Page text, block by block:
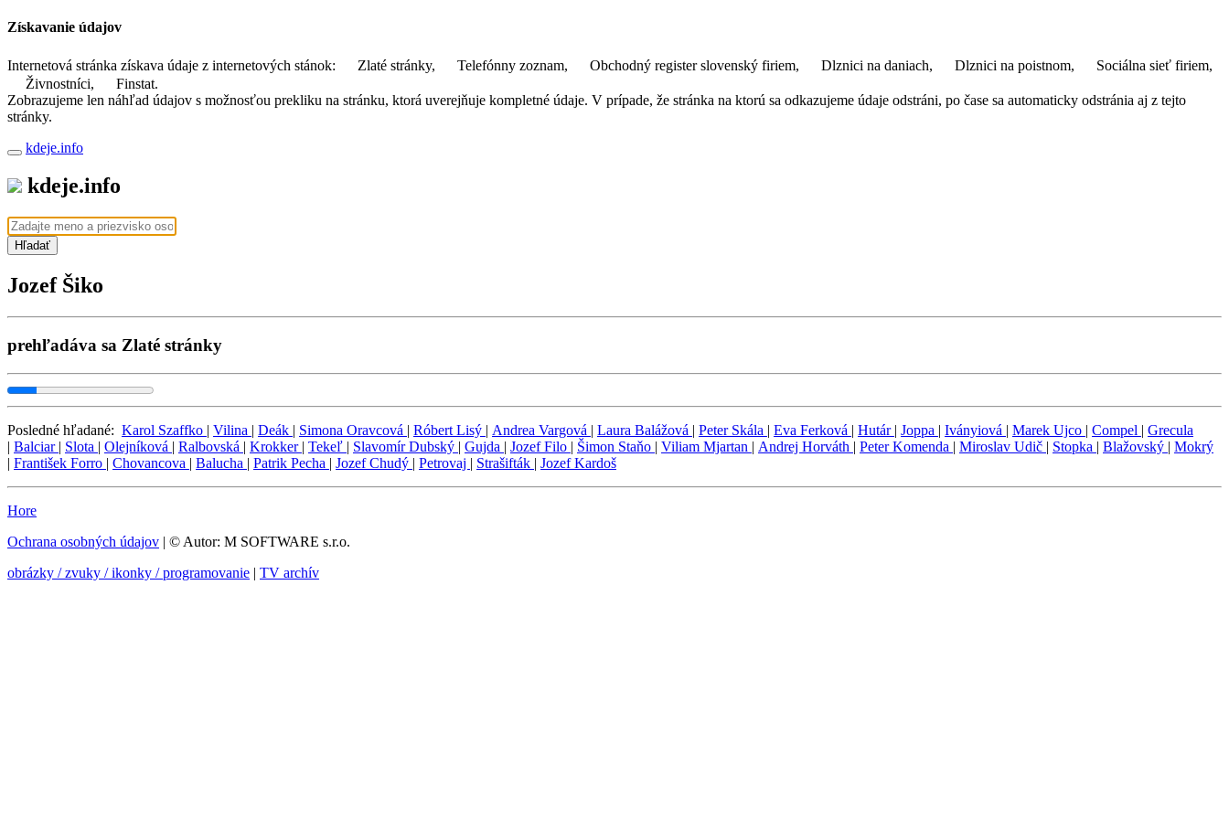
Získavanie údajov
Internetová stránka získava údaje z internetových stánok: Zlaté stránky, Telefónny zoznam, Obchodný register slovenský firiem, Dlznici na daniach, Dlznici na poistnom,
Sociálna sieť firiem,
Živnostníci,
Finstat.
Zobrazujeme len náhľad údajov s možnosťou prekliku na stránku, ktorá uverejňuje kompletné údaje. V prípade, že stránka na ktorú sa odkazujeme údaje odstráni, po čase sa automaticky odstránia aj z tejto
stránky.
kdeje.info
kdeje.info
Hľadať
Jozef Šiko
prehľadáva sa Zlaté stránky
Posledné hľadané: Karol Szaffko | Vilina | Deák | Simona Oravcová | Róbert Lisý | Andrea Vargová | Laura Balážová | Peter Skála | Eva Ferková | Hutár | Joppa | Iványiová | Marek Ujco | Compel | Grecula
| Balciar | Slota | Olejníková | Ralbovská | Krokker | Tekeľ | Slavomír Dubský | Gujda | Jozef Filo | Šimon Staňo | Viliam Mjartan | Andrej Horváth | Peter Komenda | Miroslav Udič | Stopka | Blažovský | Mokrý
| František Forro | Chovancova | Balucha | Patrik Pecha | Jozef Chudý | Petrovaj | Strašifták | Jozef Kardoš
Hore
Ochrana osobných údajov | © Autor: M SOFTWARE s.r.o.
obrázky / zvuky / ikonky / programovanie | TV archív